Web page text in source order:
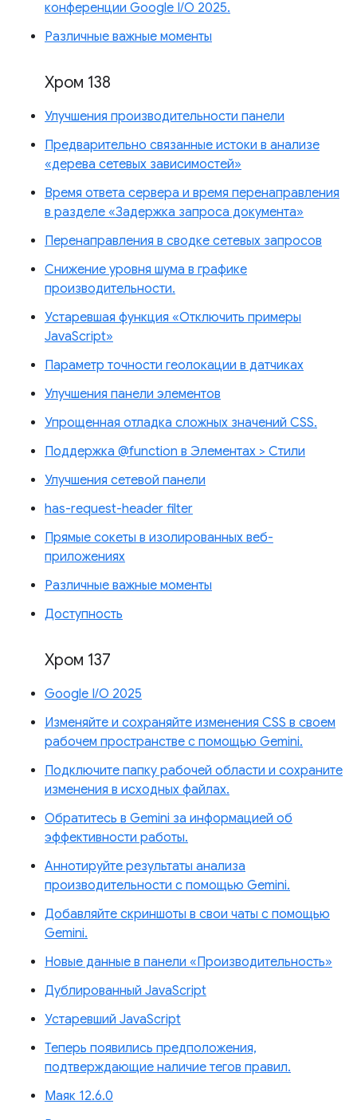
конференции Google I/O 2025.
Различные важные моменты
Хром 138
Улучшения производительности панели
Предварительно связанные истоки в анализе
«дерева сетевых зависимостей»
Время ответа сервера и время перенаправления
в разделе «Задержка запроса документа»
Перенаправления в сводке сетевых запросов
Снижение уровня шума в графике
производительности.
Устаревшая функция «Отключить примеры
JavaScript»
Параметр точности геолокации в датчиках
Улучшения панели элементов
Упрощенная отладка сложных значений CSS.
Поддержка @function в Элементах > Стили
Улучшения сетевой панели
has-request-header filter
Прямые сокеты в изолированных веб-
приложениях
Различные важные моменты
Доступность
Хром 137
Google I/O 2025
Изменяйте и сохраняйте изменения CSS в своем
рабочем пространстве с помощью Gemini.
Подключите папку рабочей области и сохраните
изменения в исходных файлах.
Обратитесь в Gemini за информацией об
эффективности работы.
Аннотируйте результаты анализа
производительности с помощью Gemini.
Добавляйте скриншоты в свои чаты с помощью
Gemini.
Новые данные в панели «Производительность»
Дублированный JavaScript
Устаревший JavaScript
Теперь появились предположения,
подтверждающие наличие тегов правил.
Маяк 12.6.0